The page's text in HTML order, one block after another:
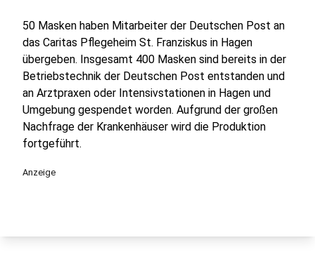
50 Masken haben Mitarbeiter der Deutschen Post an
das Caritas Pflegeheim St. Franziskus in Hagen
übergeben. Insgesamt 400 Masken sind bereits in der
Betriebstechnik der Deutschen Post entstanden und
an Arztpraxen oder Intensivstationen in Hagen und
Umgebung gespendet worden. Aufgrund der großen
Nachfrage der Krankenhäuser wird die Produktion
fortgeführt.
Anzeige